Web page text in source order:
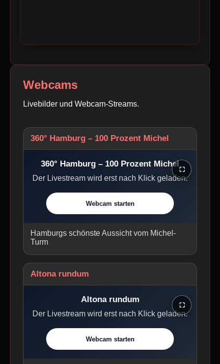
Webcams
Livebilder und Webcam-Streams.
360° Hamburg – 100 Prozent Michel
⛶
360° Hamburg – 100 Prozent Michel
Der Livestream wird erst nach Klick geladen.
Webcam starten
Hamburgs schönste Aussicht vom Michel-
Turm
Altona rundum
⛶
Altona rundum
Der Livestream wird erst nach Klick geladen.
Webcam starten